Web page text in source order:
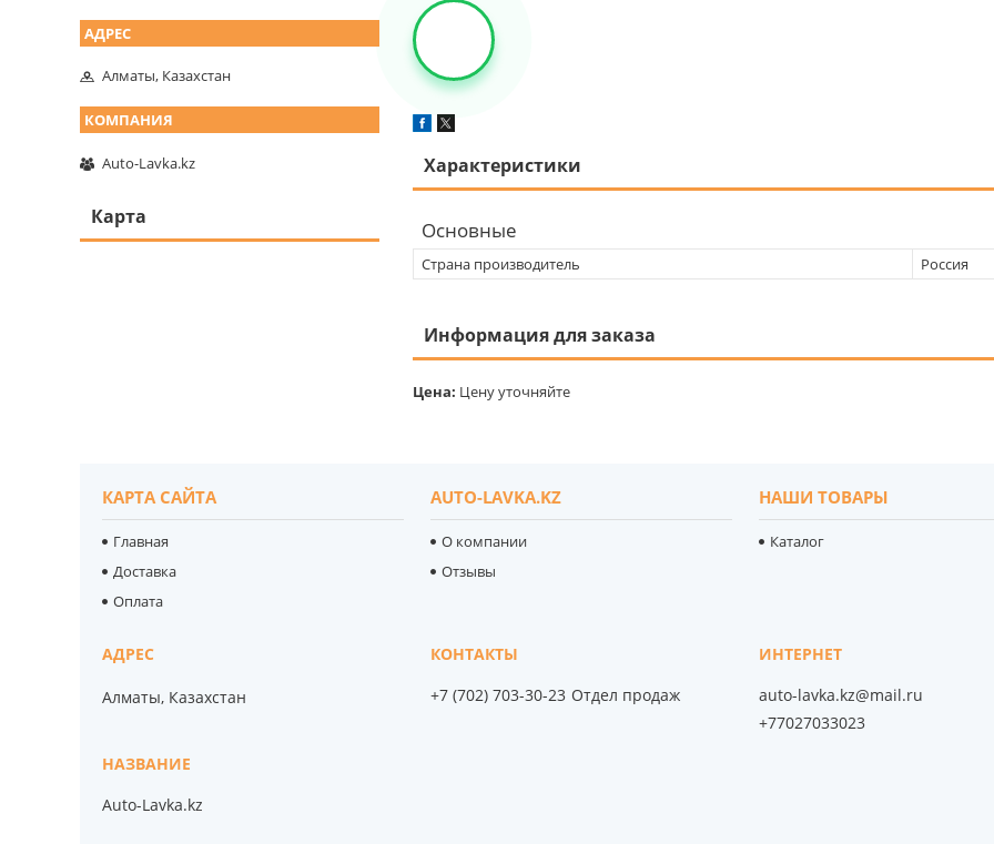
Характеристики
Основные
Страна производитель Россия
Информация для заказа
Цена: Цену уточняйте
Алматы, Казахстан
Auto-Lavka.kz
Карта
КАРТА САЙТА
Главная
Доставка
Оплата
AUTO-LAVKA.KZ
О компании
Отзывы
НАШИ ТОВАРЫ
Каталог
Алматы, Казахстан
Auto-Lavka.kz
+7 (702) 703-30-23 Отдел продаж
auto-lavka.kz@mail.ru
+77027033023